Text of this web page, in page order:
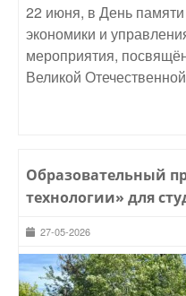
22 июня, в День памяти
экономики и
мероприятия,
Великой
Образовательный
технологии» для
27-05-2026